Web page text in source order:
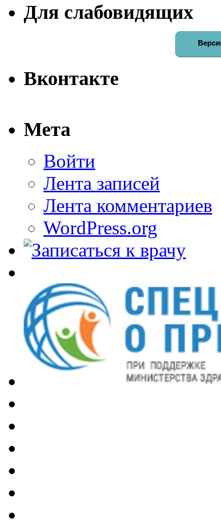
Для слабовидящих
Вконтакте
Мета
Войти
Лента записей
Лента комментариев
WordPress.org